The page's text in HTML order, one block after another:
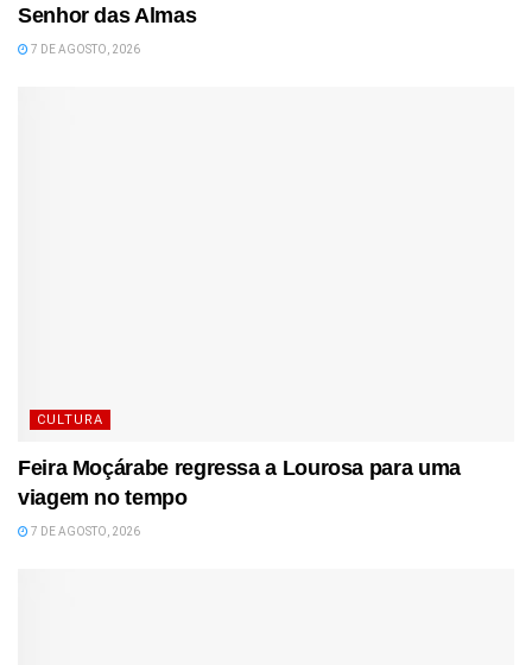
Senhor das Almas
7 DE AGOSTO, 2026
CULTURA
Feira Moçárabe regressa a Lourosa para uma
viagem no tempo
7 DE AGOSTO, 2026